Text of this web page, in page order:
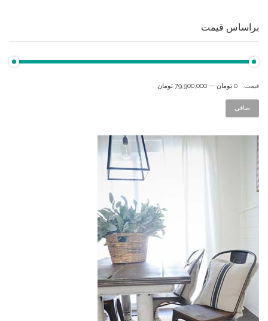
براساس قیمت
صافی
قيمت: 0 تومان — 79,900,000 تومان